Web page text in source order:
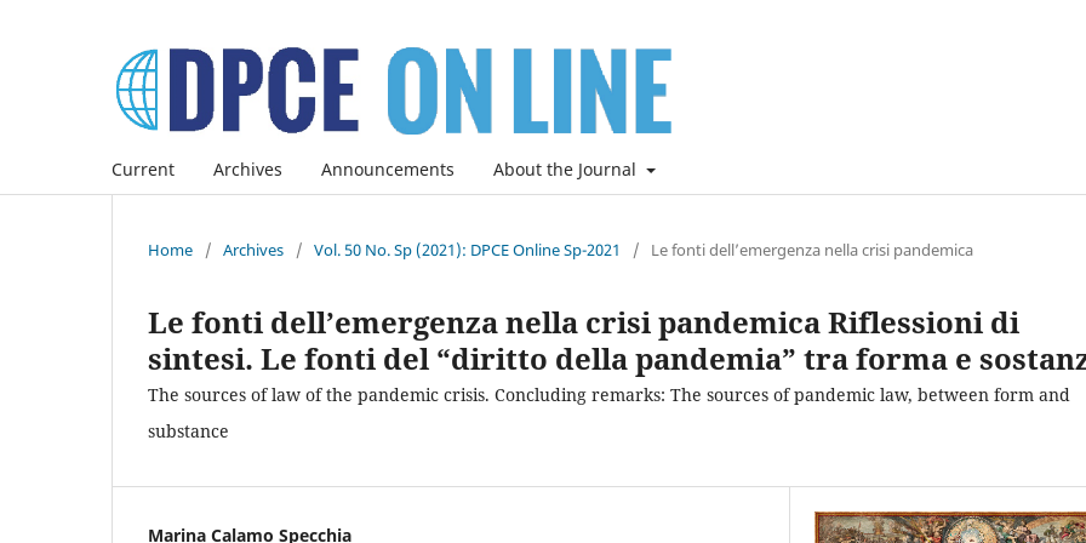
Current Archives Announcements About the Journal
Home / Archives / Vol. 50 No. Sp (2021): DPCE Online Sp-2021 / Le fonti dell’emergenza nella crisi pandemica
Le fonti dell’emergenza nella crisi pandemica Riflessioni di
sintesi. Le fonti del “diritto della pandemia” tra forma e
The sources of law of the pandemic crisis. Concluding remarks: The sources of pandemic law, between form and
substance
Marina Calamo Specchia